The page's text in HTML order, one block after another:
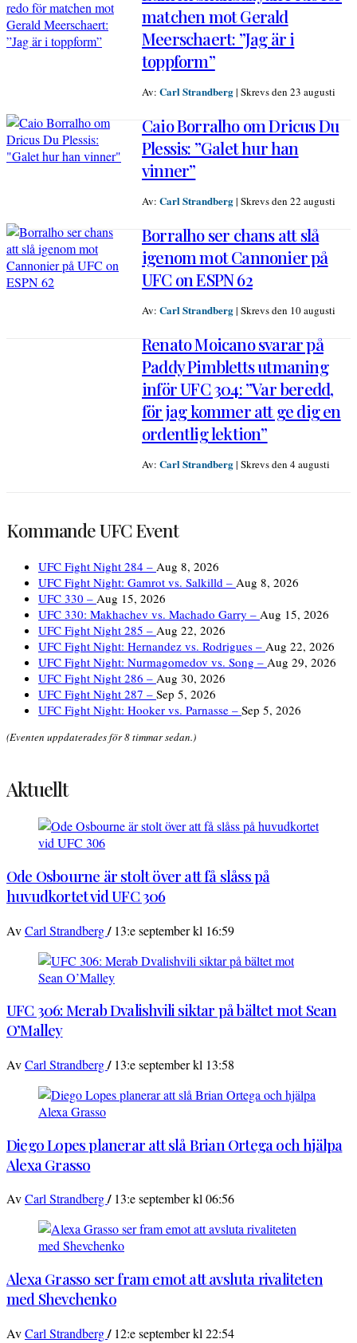
matchen mot Gerald
Meerschaert: ”Jag är i
toppform”
Av: Carl Strandberg| Skrevs den 23 augusti
Caio Borralho om Dricus Du
Plessis: ”Galet hur han
vinner”
Av: Carl Strandberg| Skrevs den 22 augusti
Borralho ser chans att slå
igenom mot Cannonier på
UFC on ESPN 62
Av: Carl Strandberg| Skrevs den 10 augusti
Renato Moicano svarar på
Paddy Pimbletts utmaning
inför UFC 304: ”Var beredd,
för jag kommer att ge dig en
ordentlig lektion”
Av: Carl Strandberg| Skrevs den 4 augusti
Kommande UFC Event
UFC Fight Night 284 – Aug 8, 2026
UFC Fight Night: Gamrot vs. Salkilld – Aug 8, 2026
UFC 330 – Aug 15, 2026
UFC 330: Makhachev vs. Machado Garry – Aug 15, 2026
UFC Fight Night 285 – Aug 22, 2026
UFC Fight Night: Hernandez vs. Rodrigues – Aug 22, 2026
UFC Fight Night: Nurmagomedov vs. Song – Aug 29, 2026
UFC Fight Night 286 – Aug 30, 2026
UFC Fight Night 287 – Sep 5, 2026
UFC Fight Night: Hooker vs. Parnasse – Sep 5, 2026
(Eventen uppdaterades för 8 timmar sedan.)
Aktuellt
Ode Osbourne är stolt över att få slåss på
huvudkortet vid UFC 306
AvCarl Strandberg/ 13:e september kl 16:59
UFC 306: Merab Dvalishvili siktar på bältet mot Sean
O’Malley
AvCarl Strandberg/ 13:e september kl 13:58
Diego Lopes planerar att slå Brian Ortega och hjälpa
Alexa Grasso
AvCarl Strandberg/ 13:e september kl 06:56
Alexa Grasso ser fram emot att avsluta rivaliteten
med Shevchenko
AvCarl Strandberg/ 12:e september kl 22:54